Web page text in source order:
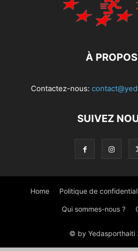
À PROPOS
Contactez-nous:
SUIVEZ
Home Politique de
Qui sommes-nous ?
© by Yedasporthaiti